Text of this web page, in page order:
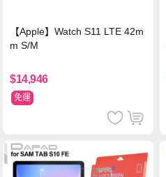
【Apple】Watch S11 LTE 42m
m S/M
$14,946
免運